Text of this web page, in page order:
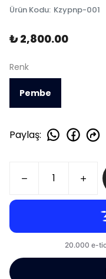
Ürün Kodu: Kzypnp-001
₺ 2,800.00
Renk
Pembe
Paylaş: